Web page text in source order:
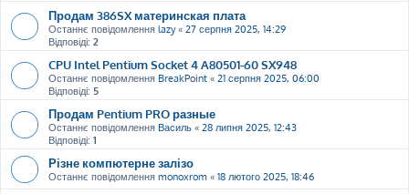
Продам 386SX материнская плата
Останнє повідомлення lazy« 27 серпня 2025, 14:29
Відповіді: 2
CPU Intel Pentium Socket 4 A80501-60 SX948
Останнє повідомлення BreakPoint « 21 серпня 2025, 06:00
Відповіді: 5
Продам Pentium PRO разные
Останнє повідомлення Василь « 28 липня 2025, 12:43
Відповіді: 1
Різне компютерне залізо
Останнє повідомлення monoxrom « 18 лютого 2025, 18:46